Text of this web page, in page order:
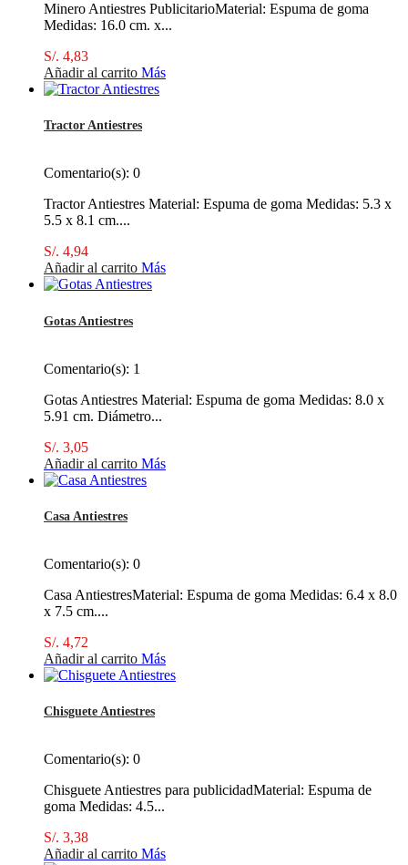
Minero Antiestres PublicitarioMaterial: Espuma de goma
Medidas: 16.0 cm. x...
S/. 4,83
Añadir al carrito Más
Tractor Antiestres
Comentario(s): 0
Tractor Antiestres Material: Espuma de goma Medidas: 5.3 x
5.5 x 8.1 cm....
S/. 4,94
Añadir al carrito Más
Gotas Antiestres
Comentario(s): 1
Gotas Antiestres Material: Espuma de goma Medidas: 8.0 x
5.91 cm. Diámetro...
S/. 3,05
Añadir al carrito Más
Casa Antiestres
Comentario(s): 0
Casa AntiestresMaterial: Espuma de goma Medidas: 6.4 x 8.0
x 7.5 cm....
S/. 4,72
Añadir al carrito Más
Chisguete Antiestres
Comentario(s): 0
Chisguete Antiestres para publicidadMaterial: Espuma de
goma Medidas: 4.5...
S/. 3,38
Añadir al carrito Más